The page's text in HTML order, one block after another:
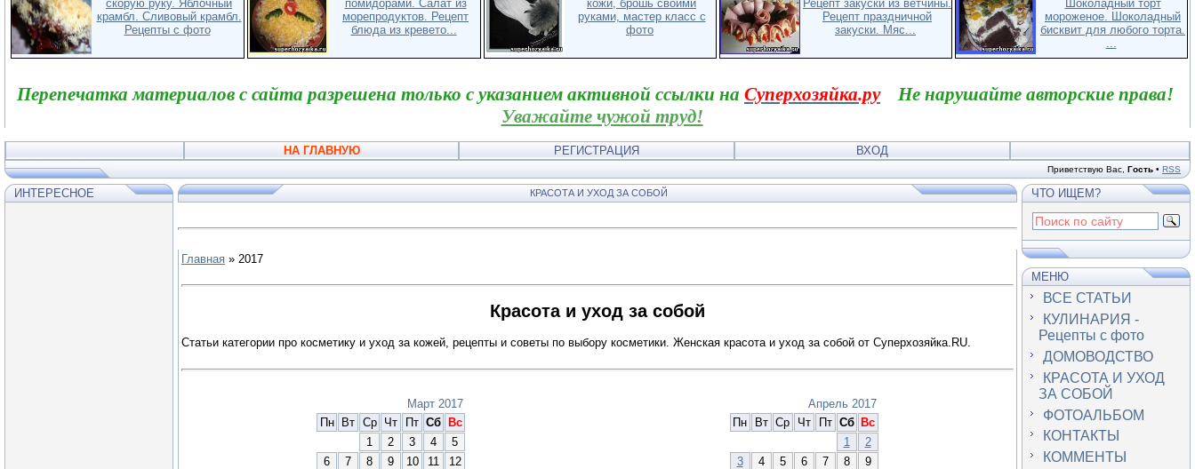
скорую руку. Яблочный
крамбл. Cливовый крамбл.
Рецепты с фото
помидорами. Салат из
морепродуктов. Рецепт
блюда из кревето...
кожи, брошь своими
руками, мастер класс с
фото
Рецепт закуски из ветчины.
Рецепт праздничной
закуски. Мяс...
Шоколадный торт
мороженое. Шоколадный
бисквит для любого торта.
...
Перепечатка материалов с сайта разрешена только с указанием активной ссылки на Суперхозяйка.руНе нарушайте авторские права!
Уважайте чужой труд!
НА ГЛАВНУЮ РЕГИСТРАЦИЯ ВХОД
Приветствую Вас Гость • RSS
ИНТЕРЕСНОЕ КРАСОТА И УХОД ЗА СОБОЙ
Главная » 2017
Красота и уход за собой
Статьи категории про косметику и уход за кожей, рецепты и советы по выбору косметики. Женская красота и уход за собой от Суперхозяйка.RU.
Март 2017
Пн
Вт Ср Чт Пт Сб
Вс
1
2 3 4
5
6
7 8 9 10 11
12
Апрель 2017
Пн
Вт Ср Чт Пт Сб
Вс
1
2
3
4 5 6 7 8
9
ЧТО ИЩЕМ?
МЕНЮ
ВСЕ СТАТЬИ
КУЛИНАРИЯ -
Рецепты с фото
ДОМОВОДСТВО
КРАСОТА И УХОД
ЗА СОБОЙ
ФОТОАЛЬБОМ
КОНТАКТЫ
КОММЕНТЫ